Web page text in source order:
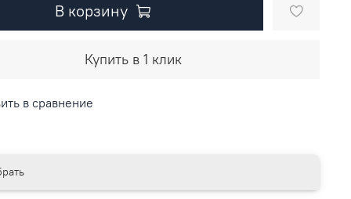
В корзину
Купить в 1 клик
в сравнение